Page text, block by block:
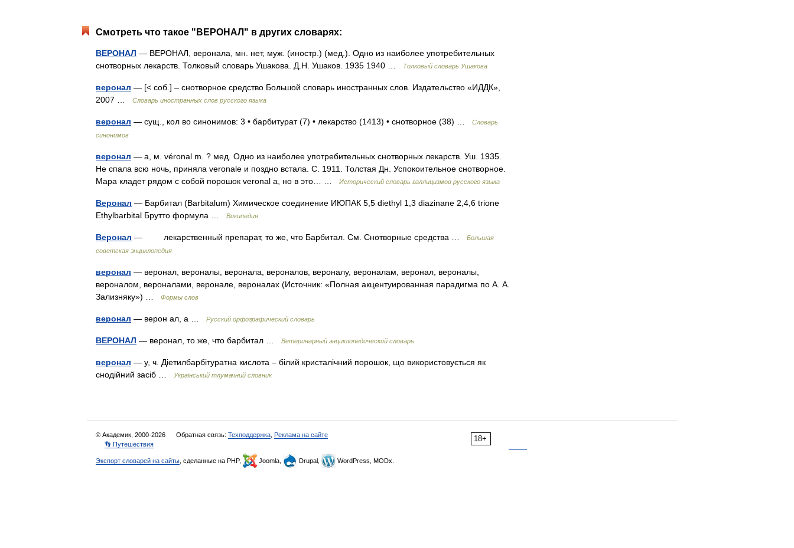
Смотреть что такое "ВЕРОНАЛ" в других словарях:
ВЕРОНАЛ — ВЕРОНАЛ, веронала, мн. нет, муж. (иностр.) (мед.). Одно из наиболее употребительных
снотворных лекарств. Толковый словарь Ушакова. Д.Н. Ушаков. 1935 1940 …
Толковый словарь Ушакова
веронал — [< соб.] – снотворное средство Большой словарь иностранных слов. Издательство «ИДДК»,
2007 …
Словарь иностранных слов русского языка
веронал — сущ., кол во синонимов: 3 • барбитурат (7) • лекарство (1413) • снотворное (38) …
Словарь
синонимов
веронал — а, м. véronal m. ? мед. Одно из наиболее употребительных снотворных лекарств. Уш. 1935.
Не спала всю ночь, приняла veronale и поздно встала. С. 1911. Толстая Дн. Успокоительное снотворное.
Мара кладет рядом с собой порошок veronal а, но в это… …
Исторический словарь галлицизмов русского языка
Веронал — Барбитал (Barbitalum) Химическое соединение ИЮПАК 5,5 diethyl 1,3 diazinane 2,4,6 trione
Ethylbarbital Брутто формула …
Википедия
Веронал — лекарственный препарат, то же, что Барбитал. См. Снотворные средства …
Большая
советская энциклопедия
веронал — веронал, вероналы, веронала, вероналов, вероналу, вероналам, веронал, вероналы,
вероналом, вероналами, веронале, вероналах (Источник: «Полная акцентуированная парадигма по А. А.
Зализняку») …
Формы слов
веронал — верон ал, а … Русский орфографический словарь
ВЕРОНАЛ — веронал, то же, что барбитал … Ветеринарный энциклопедический словарь
веронал — у, ч. Діетилбарбітуратна кислота – білий кристалічний порошок, що використовується як
снодійний засіб …
Український тлумачний словник
18+
© Академик, 2000-2026 Обратная связь: Техподдержка Реклама на сайте
👣 Путешествия
Экспорт словарей на сайты , сделанные на PHP, Joomla, Drupal, WordPress, MODx.